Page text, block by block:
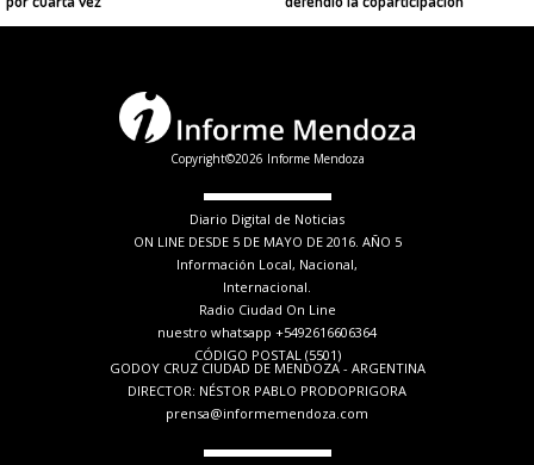
Copyright©2026 Informe Mendoza
Diario Digital de Noticias
ON LINE DESDE 5 DE MAYO DE 2016. AÑO 5
Información Local, Nacional,
Internacional.
Radio Ciudad On Line
nuestro whatsapp +5492616606364
CÓDIGO POSTAL (5501)
GODOY CRUZ CIUDAD DE MENDOZA - ARGENTINA
DIRECTOR: NÉSTOR PABLO PRODOPRIGORA
prensa@informemendoza.com